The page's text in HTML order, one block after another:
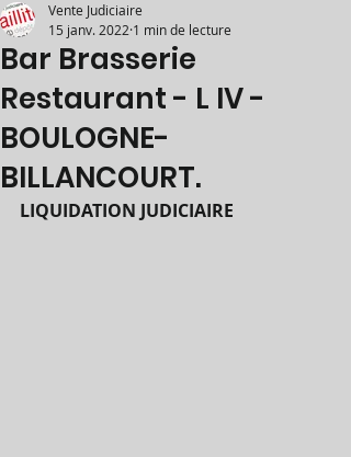
Bar Brasserie
Restaurant - L IV -
BOULOGNE-
BILLANCOURT.
Vente Judiciaire
15 janv. 2022 1 min de lecture
LIQUIDATION JUDICIAIRE